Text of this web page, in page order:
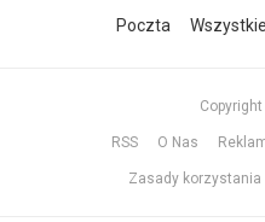
Poczta
RSS O Nas
Zasady korzystania